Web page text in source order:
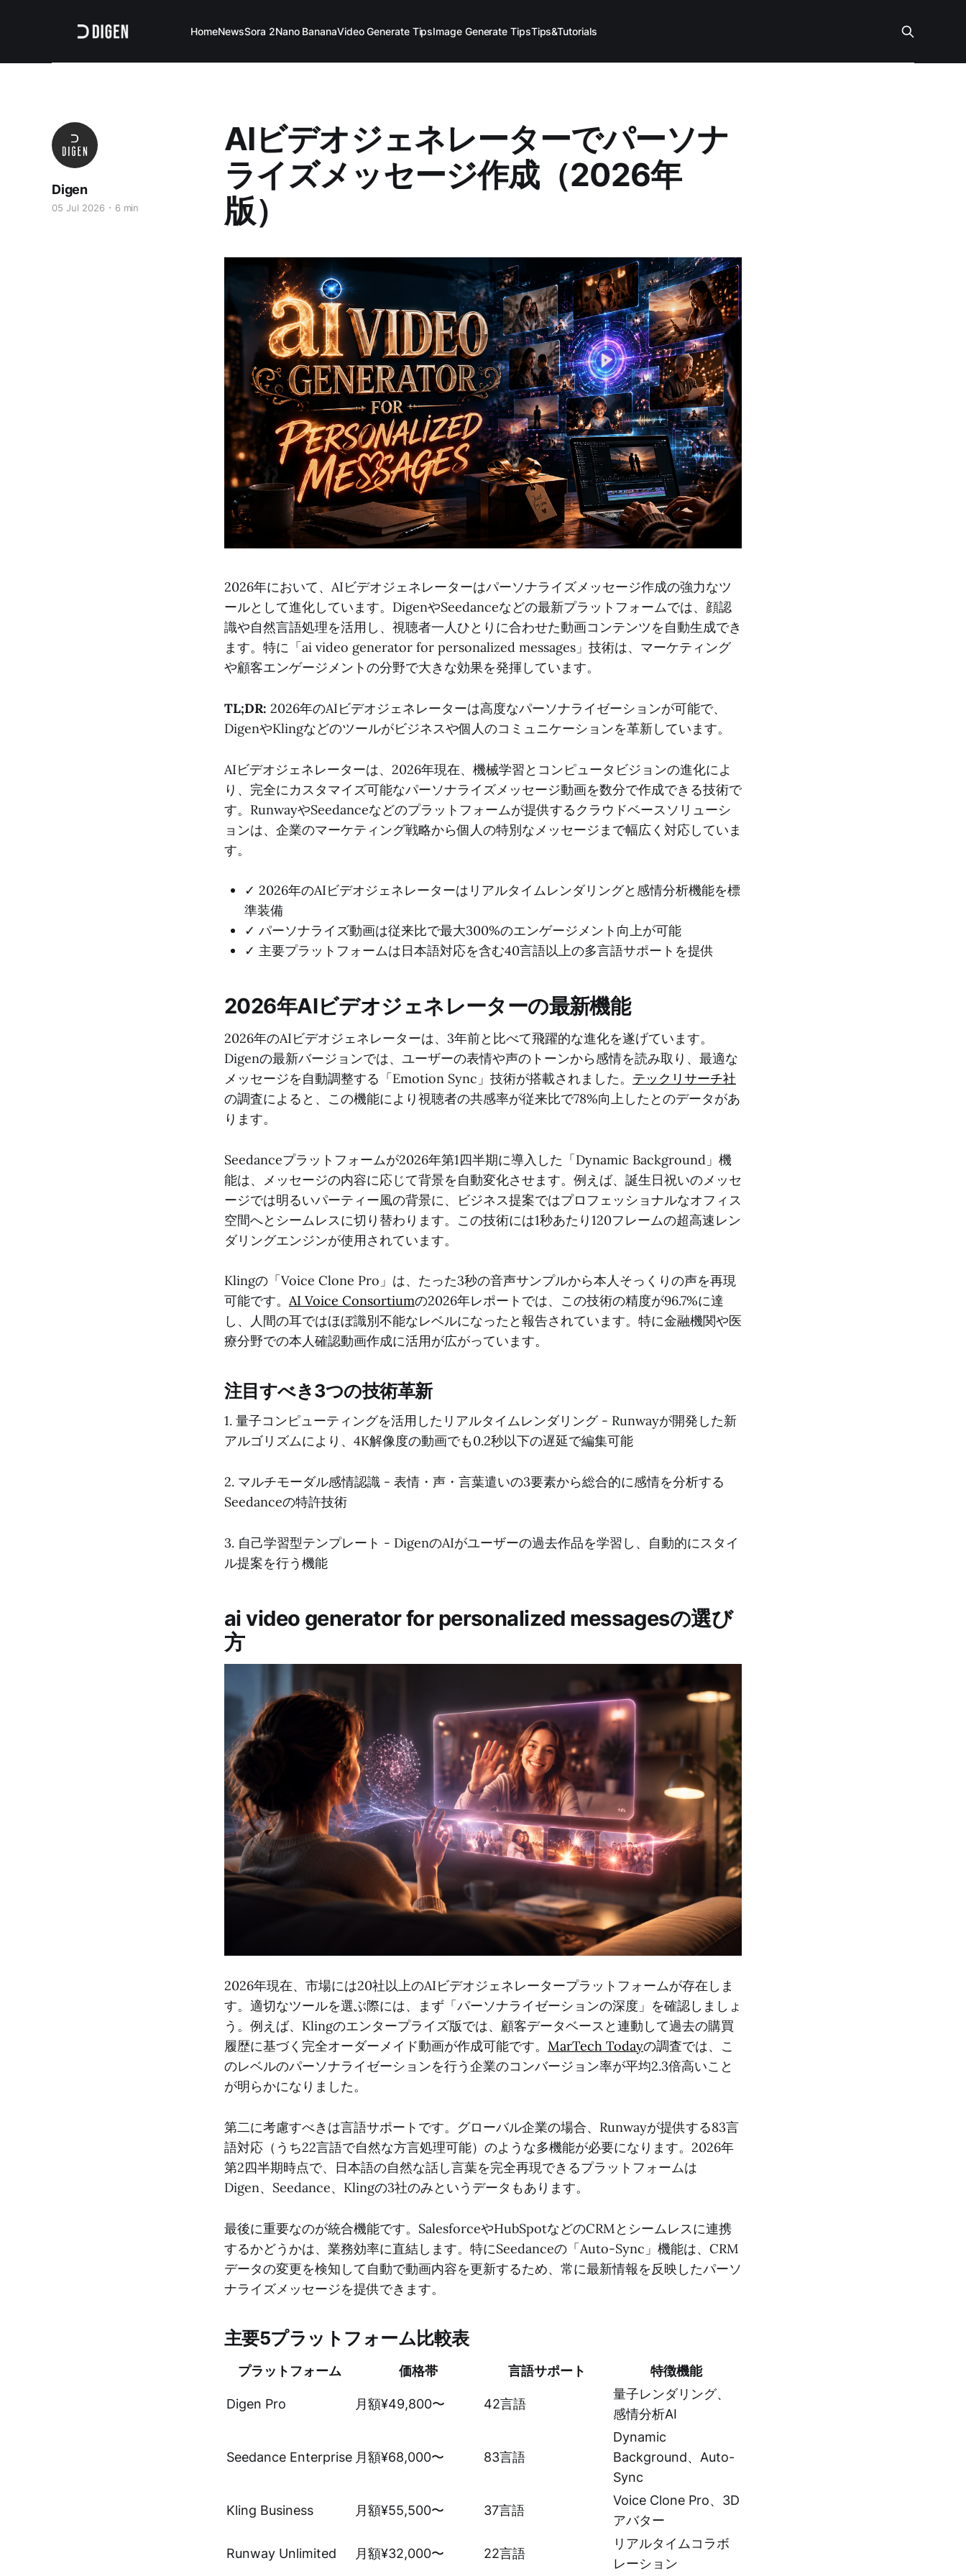
HomeNewsSora 2Nano BananaVideo Generate TipsImage Generate TipsTips&Tutorials
AIビデオジェネレーターでパーソナ
ライズメッセージ作成（2026年
版）
Digen
05 Jul 2026 6 min
2026年において、AIビデオジェネレーターはパーソナライズメッセージ作成の強力なツ
ールとして進化しています。DigenやSeedanceなどの最新プラットフォームでは、顔認
識や自然言語処理を活用し、視聴者一人ひとりに合わせた動画コンテンツを自動生成でき
ます。特に「ai video generator for personalized messages」技術は、マーケティング
や顧客エンゲージメントの分野で大きな効果を発揮しています。
TL;DR: 2026年のAIビデオジェネレーターは高度なパーソナライゼーションが可能で、
DigenやKlingなどのツールがビジネスや個人のコミュニケーションを革新しています。
AIビデオジェネレーターは、2026年現在、機械学習とコンピュータビジョンの進化によ
り、完全にカスタマイズ可能なパーソナライズメッセージ動画を数分で作成できる技術で
す。RunwayやSeedanceなどのプラットフォームが提供するクラウドベースソリューシ
ョンは、企業のマーケティング戦略から個人の特別なメッセージまで幅広く対応していま
す。
✓ 2026年のAIビデオジェネレーターはリアルタイムレンダリングと感情分析機能を標
準装備
✓ パーソナライズ動画は従来比で最大300%のエンゲージメント向上が可能
✓ 主要プラットフォームは日本語対応を含む40言語以上の多言語サポートを提供
2026年AIビデオジェネレーターの最新機能
2026年のAIビデオジェネレーターは、3年前と比べて飛躍的な進化を遂げています。
Digenの最新バージョンでは、ユーザーの表情や声のトーンから感情を読み取り、最適な
メッセージを自動調整する「Emotion Sync」技術が搭載されました。 テックリサーチ社
の調査によると、この機能により視聴者の共感率が従来比で78%向上したとのデータがあ
ります。
Seedanceプラットフォームが2026年第1四半期に導入した「Dynamic Background」機
能は、メッセージの内容に応じて背景を自動変化させます。例えば、誕生日祝いのメッセ
ージでは明るいパーティー風の背景に、ビジネス提案ではプロフェッショナルなオフィス
空間へとシームレスに切り替わります。この技術には1秒あたり120フレームの超高速レン
ダリングエンジンが使用されています。
Klingの「Voice Clone Pro」は、たった3秒の音声サンプルから本人そっくりの声を再現
可能です。 AI Voice Consortiumの2026年レポートでは、この技術の精度が96.7%に達
し、人間の耳ではほぼ識別不能なレベルになったと報告されています。特に金融機関や医
療分野での本人確認動画作成に活用が広がっています。
注目すべき3つの技術革新
1. 量子コンピューティングを活用したリアルタイムレンダリング - Runwayが開発した新
アルゴリズムにより、4K解像度の動画でも0.2秒以下の遅延で編集可能
2. マルチモーダル感情認識 - 表情・声・言葉遣いの3要素から総合的に感情を分析する
Seedanceの特許技術
3. 自己学習型テンプレート - DigenのAIがユーザーの過去作品を学習し、自動的にスタイ
ル提案を行う機能
ai video generator for personalized messagesの選び
方
2026年現在、市場には20社以上のAIビデオジェネレータープラットフォームが存在しま
す。適切なツールを選ぶ際には、まず「パーソナライゼーションの深度」を確認しましょ
う。例えば、Klingのエンタープライズ版では、顧客データベースと連動して過去の購買
履歴に基づく完全オーダーメイド動画が作成可能です。 MarTech Todayの調査では、こ
のレベルのパーソナライゼーションを行う企業のコンバージョン率が平均2.3倍高いこと
が明らかになりました。
第二に考慮すべきは言語サポートです。グローバル企業の場合、Runwayが提供する83言
語対応（うち22言語で自然な方言処理可能）のような多機能が必要になります。2026年
第2四半期時点で、日本語の自然な話し言葉を完全再現できるプラットフォームは
Digen、Seedance、Klingの3社のみというデータもあります。
最後に重要なのが統合機能です。SalesforceやHubSpotなどのCRMとシームレスに連携
するかどうかは、業務効率に直結します。特にSeedanceの「Auto-Sync」機能は、CRM
データの変更を検知して自動で動画内容を更新するため、常に最新情報を反映したパーソ
ナライズメッセージを提供できます。
主要5プラットフォーム比較表
プラットフォーム 価格帯 言語サポート 特徴機能
Digen Pro 月額¥49,800〜 42言語
量子レンダリング、
感情分析AI
Seedance Enterprise 月額¥68,000〜 83言語
Dynamic
Background、Auto-
Sync
Kling Business 月額¥55,500〜 37言語
Voice Clone Pro、3D
アバター
Runway Unlimited 月額¥32,000〜 22言語
リアルタイムコラボ
レーション